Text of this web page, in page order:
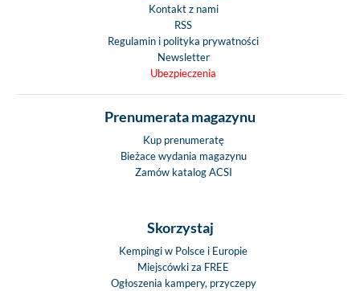
Kontakt z nami
RSS
Regulamin i polityka prywatności
Newsletter
Ubezpieczenia
Prenumerata magazynu
Kup prenumeratę
Bieżace wydania magazynu
Zamów katalog ACSI
Skorzystaj
Kempingi w Polsce i Europie
Miejscówki za FREE
Ogłoszenia kampery, przyczepy